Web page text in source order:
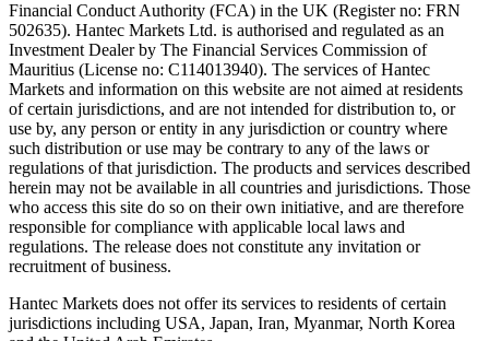
Financial Conduct Authority (FCA) in the UK (Register no: FRN
502635). Hantec Markets Ltd. is authorised and regulated as an
Investment Dealer by The Financial Services Commission of
Mauritius (License no: C114013940). The services of Hantec
Markets and information on this website are not aimed at residents
of certain jurisdictions, and are not intended for distribution to, or
use by, any person or entity in any jurisdiction or country where
such distribution or use may be contrary to any of the laws or
regulations of that jurisdiction. The products and services described
herein may not be available in all countries and jurisdictions. Those
who access this site do so on their own initiative, and are therefore
responsible for compliance with applicable local laws and
regulations. The release does not constitute any invitation or
recruitment of business.
Hantec Markets does not offer its services to residents of certain
jurisdictions including USA, Japan, Iran, Myanmar, North Korea